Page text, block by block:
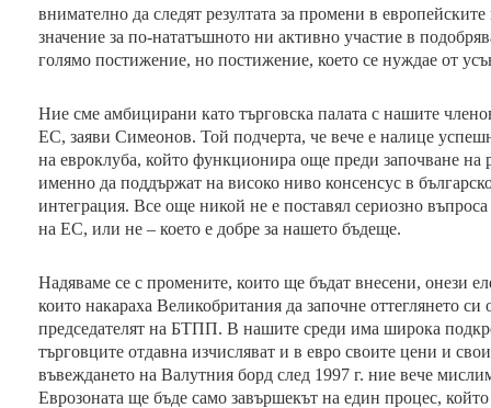
внимателно да следят резултата за промени в
значение за по-нататъшното ни активно участие в
голямо постижение, но постижение, което се нуждае от
Ние сме амбицирани като търговска палата с нашите
ЕС, заяви Симеонов. Той подчерта, че вече е налице
на евроклуба, който функционира още преди започване на
именно да поддържат на високо ниво консенсус в
интеграция. Все още никой не е поставял сериозно
на ЕС, или не – което е добре за нашето бъдеще.
Надяваме се с промените, които ще бъдат внесени, онези
които накараха Великобритания да започне оттеглянето
председателят на БТПП. В нашите среди има широка
търговците отдавна изчисляват и в евро своите цени и
въвеждането на Валутния борд след 1997 г. ние вече
Еврозоната ще бъде само завършекът на един процес,